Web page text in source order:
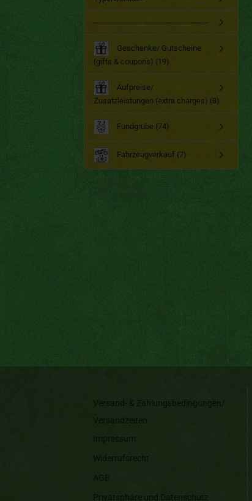
-----------------------------------------------
Geschenke/ Gutscheine
(gifts & coupons) (19)
Aufpreise/
Zusatzleistungen (extra charges) (8)
Fundgrube (74)
Fahrzeugverkauf (7)
Versand- & Zahlungsbedingungen/
Versandzeiten
Impressum
Widerrufsrecht
AGB
Privatsphäre und Datenschutz